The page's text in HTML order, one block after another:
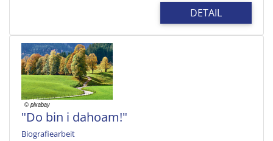
DETAIL
"Do bin i dahoam!"
Biografiearbeit